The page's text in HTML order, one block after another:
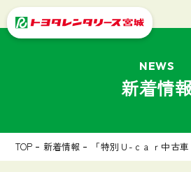
NEWS
新着情
TOP 新着情報 「特別Ｕ-ｃａｒ中古